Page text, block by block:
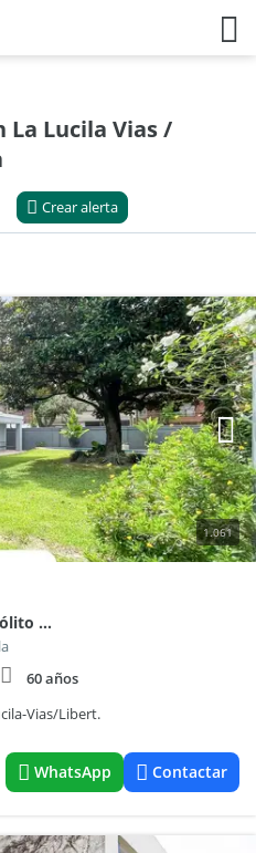
La Lucila Vias /
Crear alerta
1.061
Castellanos al 3800 entre Hipólito Bouchard y Diaz Vélez
60 años
Vias/Libert.
WhatsApp Contactar